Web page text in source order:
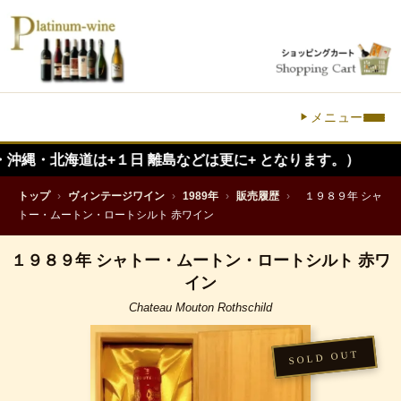
メニュー
+１日 離島などは更に+ となります。）
トップ › ヴィンテージワイン › 1989年 › 販売履歴 ›
１９８９年 シャ
トー・ムートン・ロートシルト 赤ワイン
１９８９年 シャトー・ムートン・ロートシルト 赤ワ
イン
Chateau Mouton Rothschild